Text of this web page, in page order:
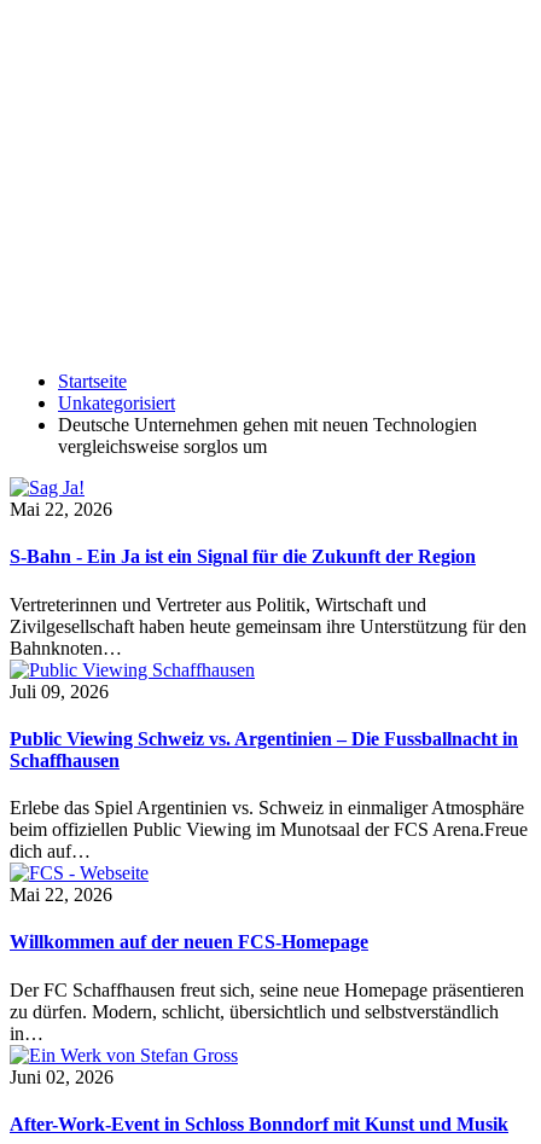
Startseite
Unkategorisiert
Deutsche Unternehmen gehen mit neuen Technologien
vergleichsweise sorglos um
Mai 22, 2026
S-Bahn - Ein Ja ist ein Signal für die Zukunft der Region
Vertreterinnen und Vertreter aus Politik, Wirtschaft und
Zivilgesellschaft haben heute gemeinsam ihre Unterstützung für den
Bahnknoten…
Juli 09, 2026
Public Viewing Schweiz vs. Argentinien – Die Fussballnacht in
Schaffhausen
Erlebe das Spiel Argentinien vs. Schweiz in einmaliger Atmosphäre
beim offiziellen Public Viewing im Munotsaal der FCS Arena.Freue
dich auf…
Mai 22, 2026
Willkommen auf der neuen FCS-Homepage
Der FC Schaffhausen freut sich, seine neue Homepage präsentieren
zu dürfen. Modern, schlicht, übersichtlich und selbstverständlich
in…
Juni 02, 2026
After-Work-Event in Schloss Bonndorf mit Kunst und Musik